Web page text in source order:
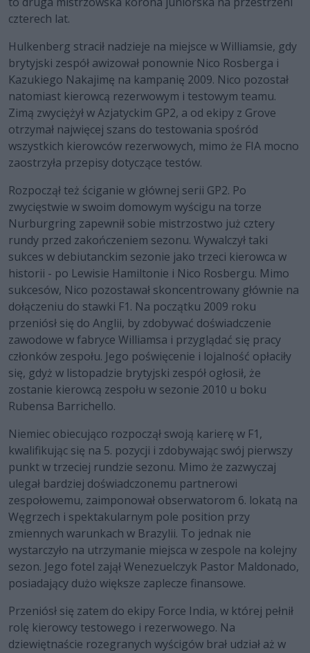
czterech lat.
Hulkenberg stracił nadzieje na miejsce w Williamsie, gdy
brytyjski zespół awizował ponownie Nico Rosberga i
Kazukiego Nakajimę na kampanię 2009. Nico pozostał
natomiast kierowcą rezerwowym i testowym teamu.
Zimą zwyciężył w Azjatyckim GP2, a od ekipy z Grove
otrzymał najwięcej szans do testowania spośród
wszystkich kierowców rezerwowych, mimo że FIA mocno
zaostrzyła przepisy dotyczące testów.
Rozpoczął też ściganie w głównej serii GP2. Po
zwycięstwie w swoim domowym wyścigu na torze
Nurburgring zapewnił sobie mistrzostwo już cztery
rundy przed zakończeniem sezonu. Wywalczył taki
sukces w debiutanckim sezonie jako trzeci kierowca w
historii - po Lewisie Hamiltonie i Nico Rosbergu. Mimo
sukcesów, Nico pozostawał skoncentrowany głównie na
dołączeniu do stawki F1. Na początku 2009 roku
przeniósł się do Anglii, by zdobywać doświadczenie
zawodowe w fabryce Williamsa i przyglądać się pracy
członków zespołu. Jego poświęcenie i lojalność opłaciły
się, gdyż w listopadzie brytyjski zespół ogłosił, że
zostanie kierowcą zespołu w sezonie 2010 u boku
Rubensa Barrichello.
Niemiec obiecująco rozpoczął swoją karierę w F1,
kwalifikując się na 5. pozycji i zdobywając swój pierwszy
punkt w trzeciej rundzie sezonu. Mimo że zazwyczaj
ulegał bardziej doświadczonemu partnerowi
zespołowemu, zaimponował obserwatorom 6. lokatą na
Węgrzech i spektakularnym pole position przy
zmiennych warunkach w Brazylii. To jednak nie
wystarczyło na utrzymanie miejsca w zespole na kolejny
sezon. Jego fotel zajął Wenezuelczyk Pastor Maldonado,
posiadający dużo większe zaplecze finansowe.
Przeniósł się zatem do ekipy Force India, w której pełnił
rolę kierowcy testowego i rezerwowego. Na
dziewiętnaście rozegranych wyścigów brał udział aż w